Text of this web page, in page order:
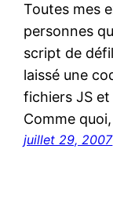
Toutes mes
personnes
script de
laissé une
fichiers JS et
Comme
juillet 29, 2007